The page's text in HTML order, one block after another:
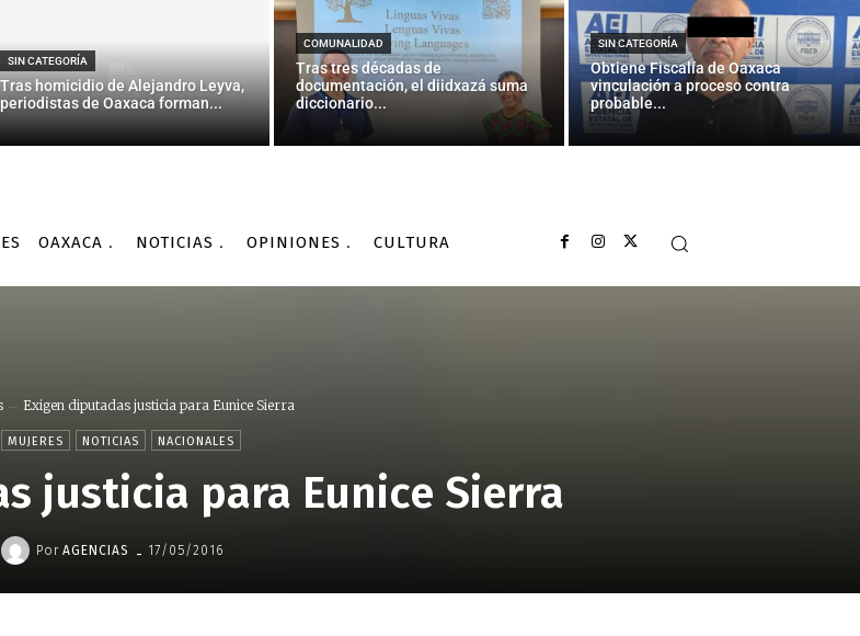
SIN CATEGORÍA
Tras homicidio de Alejandro Leyva,
periodistas de Oaxaca forman...
COMUNALIDAD
Tras tres décadas de
documentación, el diidxazá suma
diccionario...
SIN CATEGORÍA
Obtiene Fiscalía de Oaxaca
vinculación a proceso contra
probable...
OAXACA NOTICIAS OPINIONES CULTURA
Exigen diputadas justicia para Eunice Sierra
MUJERES NOTICIAS NACIONALES
justicia para Eunice Sierra
Por AGENCIAS - 17/05/2016